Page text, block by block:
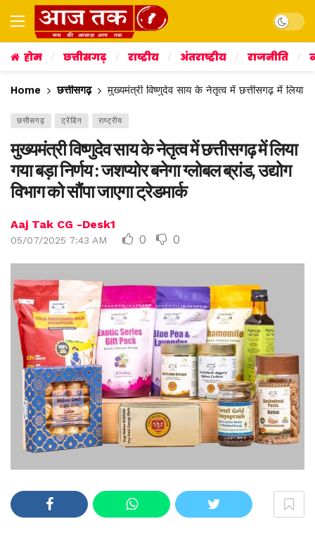
Dark
होम छत्तीसगढ़ राष्ट्रीय अंतराष्ट्रीय राजनीति
Home छत्तीसगढ़ मुख्यमंत्री विष्णुदेव साय के नेतृत्व में छत्तीसगढ़ में लिया
छत्तीसगढ़ ट्रेंडिंग राष्ट्रीय
मुख्यमंत्री विष्णुदेव साय के नेतृत्व में छत्तीसगढ़ में लिया
गया बड़ा निर्णय : जशप्योर बनेगा ग्लोबल ब्रांड, उद्योग
विभाग को सौंपा जाएगा ट्रेडमार्क
Aaj Tak CG -Desk1
05/07/2025 7:43 AM 0 0